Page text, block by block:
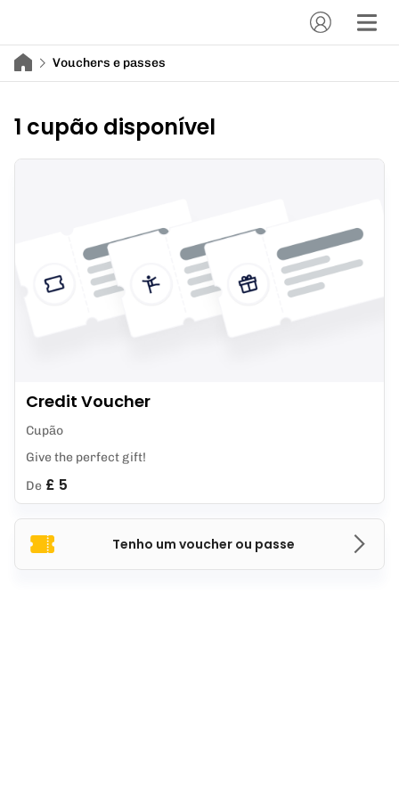
Vouchers e passes
1 cupão disponível
Tenho um voucher ou passe
Credit Voucher
Cupão
Give the perfect gift!
De £ 5